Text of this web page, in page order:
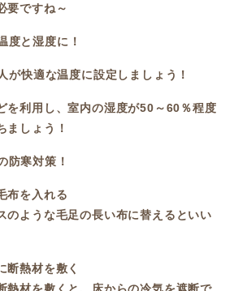
要ですね～
度と湿度に！
快適な温度に設定しましょう！
を利用し、室内の湿度が50～60％程度
ましょう！
防寒対策！
布を入れる
のような毛足の長い布に替えるといい
断熱材を敷く